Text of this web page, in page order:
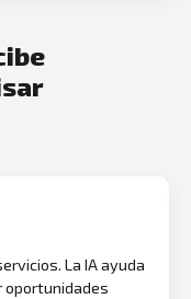
La IA ayuda
oportunidades